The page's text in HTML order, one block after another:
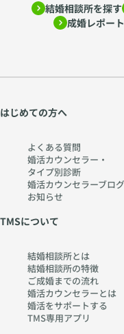
結婚相談所を探す
成婚レポー
はじめての方へ
よくある質問
婚活カウンセラー・
タイプ別診断
婚活カウンセラーブログ
お知らせ
TMSについて
結婚相談所とは
結婚相談所の特徴
ご成婚までの流れ
婚活カウンセラーとは
婚活をサポートする
TMS専用アプリ